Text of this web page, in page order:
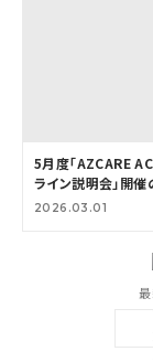
5月度「AZCARE
ライン説明会」開催
2026.03.01